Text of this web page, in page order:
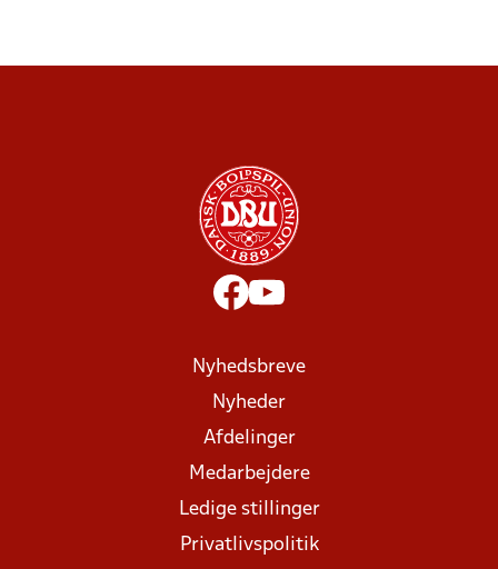
Nyhedsbreve
Nyheder
Afdelinger
Medarbejdere
Ledige stillinger
Privatlivspolitik